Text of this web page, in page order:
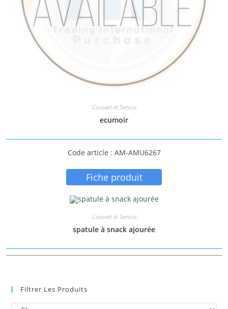
Couvert et Service
ecumoir
Code article : AM-AMU6267
Fiche produit
Couvert et Service
spatule à snack ajourée
Filtrer Les Produits